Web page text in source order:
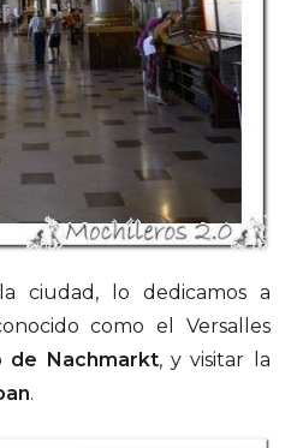
ciudad, lo dedicamos a
como el Versalles
de Nachmarkt, y visitar la
.